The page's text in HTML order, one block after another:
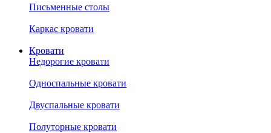
Письменные столы
Каркас кровати
Кровати
Недорогие кровати
Односпальные кровати
Двуспальные кровати
Полуторные кровати